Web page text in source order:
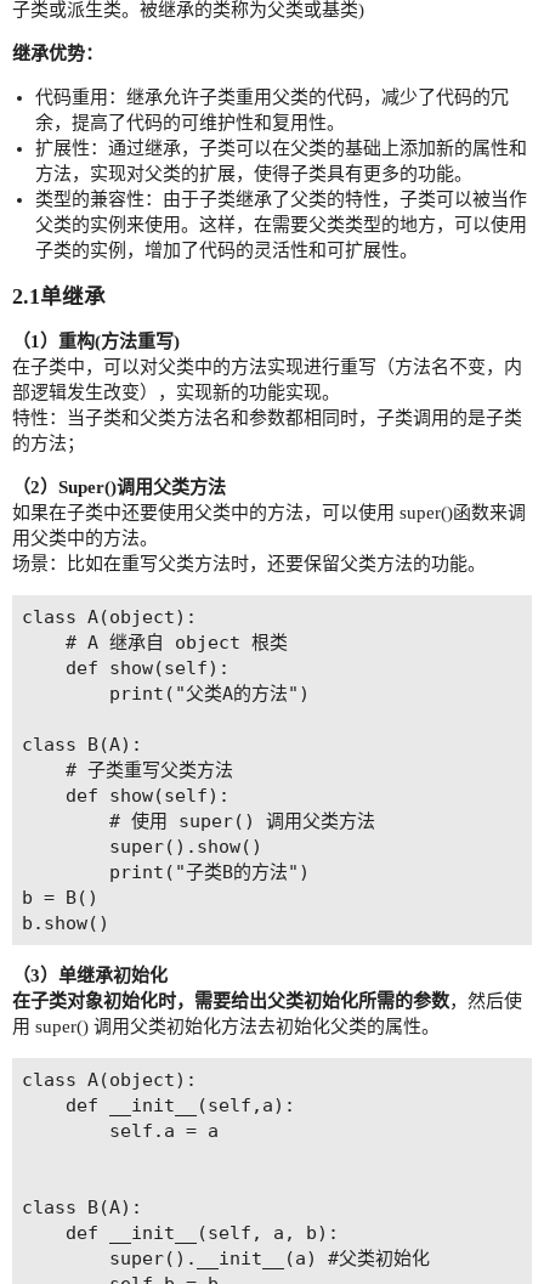
子类或派生类。被继承的类称为父类或基类)
继承优势：
代码重用：继承允许子类重用父类的代码，减少了代码的冗
余，提高了代码的可维护性和复用性。
扩展性：通过继承，子类可以在父类的基础上添加新的属性和
方法，实现对父类的扩展，使得子类具有更多的功能。
类型的兼容性：由于子类继承了父类的特性，子类可以被当作
父类的实例来使用。这样，在需要父类类型的地方，可以使用
子类的实例，增加了代码的灵活性和可扩展性。
2.1单继承
（1）重构(方法重写)
在子类中，可以对父类中的方法实现进行重写（方法名不变，内
部逻辑发生改变），实现新的功能实现。
特性：当子类和父类方法名和参数都相同时，子类调用的是子类
的方法；
（2）Super()调用父类方法
如果在子类中还要使用父类中的方法，可以使用 super()函数来调
用父类中的方法。
场景：比如在重写父类方法时，还要保留父类方法的功能。
class A(object):
    # A 继承自 object 根类
    def show(self):
        print("父类A的方法")
class B(A):
    # 子类重写父类方法
    def show(self):
        # 使用 super() 调用父类方法
        super().show()
        print("子类B的方法")
b = B()
（3）单继承初始化
在子类对象初始化时，需要给出父类初始化所需的参数，然后使
用 super() 调用父类初始化方法去初始化父类的属性。
class A(object):
    def __init__(self,a):
        self.a = a
class B(A):
    def __init__(self, a, b):
        super().__init__(a) #父类初始化